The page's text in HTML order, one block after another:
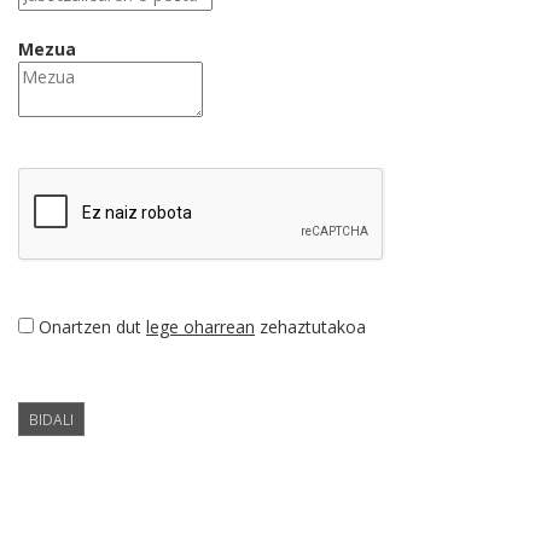
Mezua
Onartzen dut lege oharrean zehaztutakoa
BIDALI